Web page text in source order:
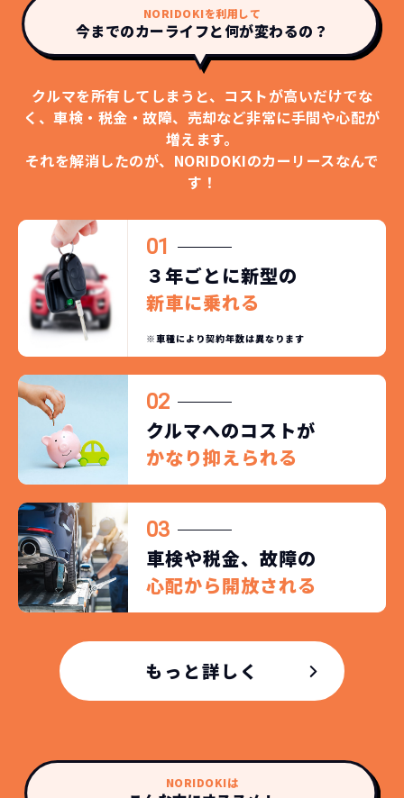
NORIDOKIを利用して
今までのカーライフと何が変わるの？
クルマを所有してしまうと、コストが高いだけでな
く、車検・税金・故障、売却など非常に手間や心配が
増えます。
それを解消したのが、NORIDOKIのカーリースなんで
す！
01
３年ごとに新型の
新車に乗れる
※車種により契約年数は異なります
02
クルマへのコストが
かなり抑えられる
03
車検や税金、故障の
心配から開放される
もっと詳しく
NORIDOKIは